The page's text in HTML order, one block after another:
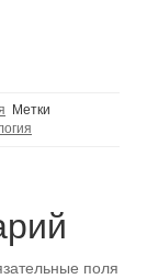
Метки
поля